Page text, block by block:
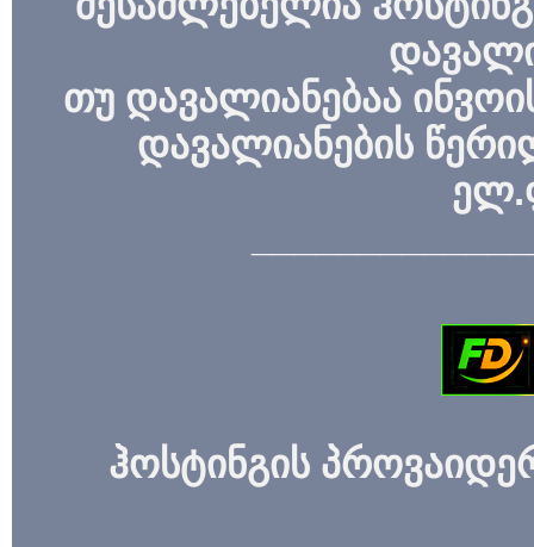
თუ დავალიანებაა
დავალიანების
ჰოსტინგის